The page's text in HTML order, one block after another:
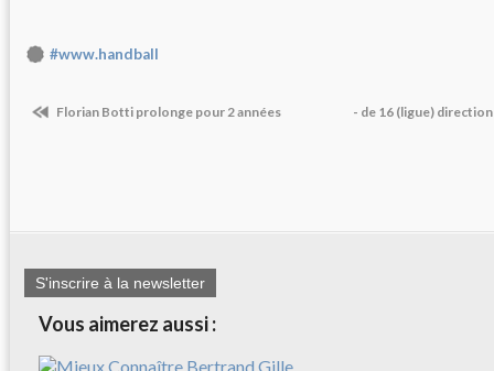
#www.handball
Florian Botti prolonge pour 2 années - de 16 (ligue)
S'inscrire à la newsletter
Vous aimerez aussi :